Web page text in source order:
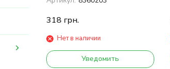
318 грн.
Нет в наличии
Уведомить